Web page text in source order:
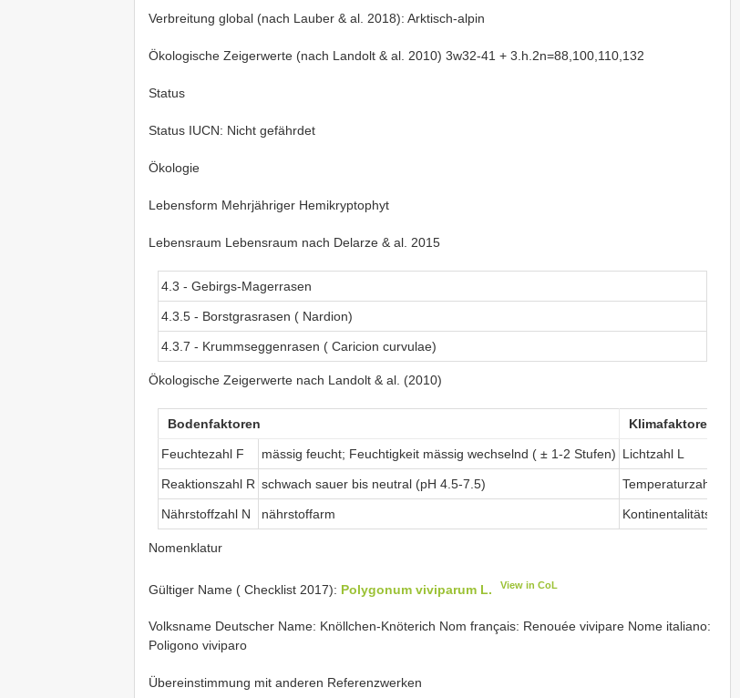
Verbreitung global (nach Lauber & al. 2018): Arktisch-alpin
Ökologische Zeigerwerte (nach Landolt & al. 2010) 3w32-41 + 3.h.2n=88,100,110,132
Status
Status IUCN: Nicht gefährdet
Ökologie
Lebensform Mehrjähriger Hemikryptophyt
Lebensraum Lebensraum nach Delarze & al. 2015
4.3 - Gebirgs-Magerrasen
4.3.5 - Borstgrasrasen ( Nardion)
4.3.7 - Krummseggenrasen ( Caricion curvulae)
Ökologische Zeigerwerte nach Landolt & al. (2010)
Bodenfaktoren Klimafaktoren
Feuchtezahl F mässig feucht; Feuchtigkeit mässig wechselnd ( ± 1-2 Stufen) Lichtzahl L
Reaktionszahl R schwach sauer bis neutral (pH 4.5-7.5) Temperaturzahl T
Nährstoffzahl N nährstoffarm Kontinentalitätszahl K
Nomenklatur
Gültiger Name ( Checklist 2017): Polygonum viviparum L. View in CoL
Volksname Deutscher Name: Knöllchen-Knöterich Nom français: Renouée vivipare Nome italiano:
Poligono viviparo
Übereinstimmung mit anderen Referenzwerken